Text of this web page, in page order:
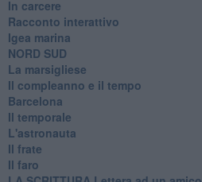
In carcere
Racconto interattivo
Igea marina
​NORD SUD
La marsigliese
Il compleanno e il tempo
Barcelona
Il temporale
L'astronauta
Il frate
Il faro